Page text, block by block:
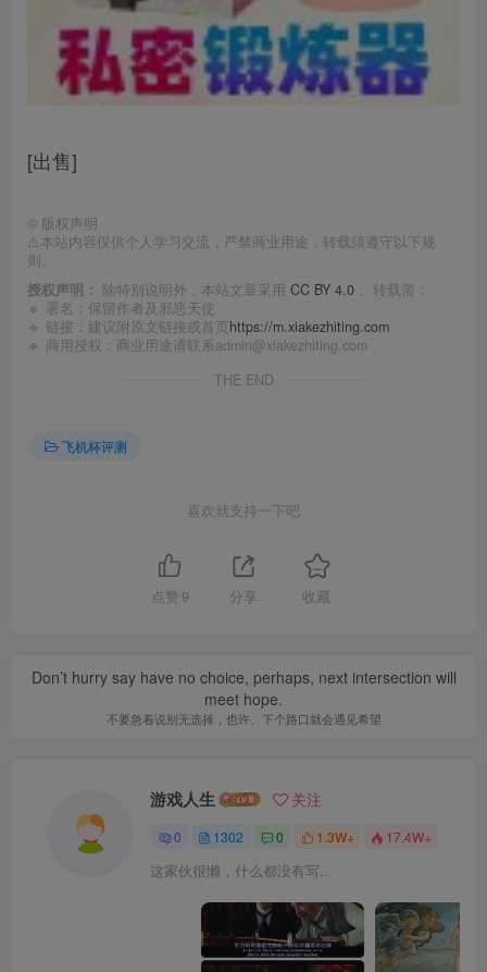
[出售]
© 版权声明
⚠️本站内容仅供个人学习交流，严禁商业用途，转载须遵守以下规
则。
授权声明： 除特别说明外，本站文章采用 CC BY 4.0 ， 转载需：
🔹 署名：保留作者及 邪恶天使
🔹 链接：建议附原文链接或首页https://m.xiakezhiting.com
🔹 商用授权：商业用途请联系admin@xiakezhiting.com
THE END
飞机杯评测
喜欢就支持一下吧
点赞 9 分享 收藏
Don’t hurry say have no choice, perhaps, next intersection will
meet hope.
不要急着说别无选择，也许、下个路口就会遇见希望
游戏人生 关注
0 1302 0 1.3W+ 17.4W+
这家伙很懒，什么都没有写...